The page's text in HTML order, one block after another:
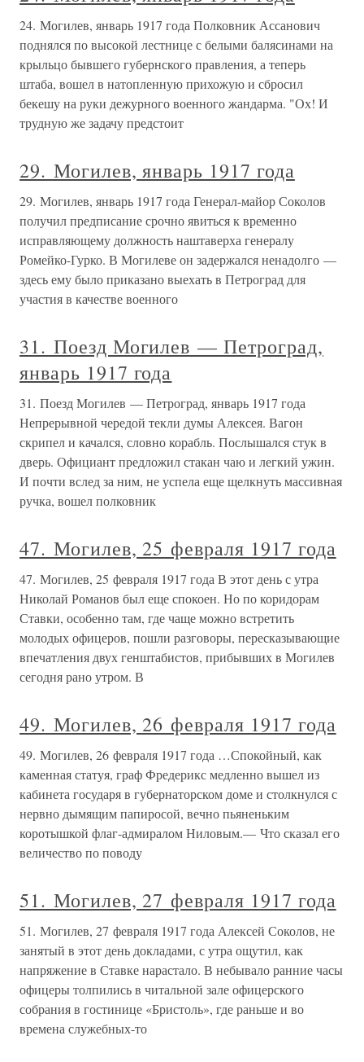
24. Могилев, январь 1917 года Полковник Ассанович
поднялся по высокой лестнице с белыми балясинами на
крыльцо бывшего губернского правления, а теперь
штаба, вошел в натопленную прихожую и сбросил
бекешу на руки дежурного военного жандарма. "Ох! И
трудную же задачу предстоит
29. Могилев, январь 1917 года
29. Могилев, январь 1917 года Генерал-майор Соколов
получил предписание срочно явиться к временно
исправляющему должность наштаверха генералу
Ромейко-Гурко. В Могилеве он задержался ненадолго —
здесь ему было приказано выехать в Петроград для
участия в качестве военного
31. Поезд Могилев — Петроград,
январь 1917 года
31. Поезд Могилев — Петроград, январь 1917 года
Непрерывной чередой текли думы Алексея. Вагон
скрипел и качался, словно корабль. Послышался стук в
дверь. Официант предложил стакан чаю и легкий ужин.
И почти вслед за ним, не успела еще щелкнуть массивная
ручка, вошел полковник
47. Могилев, 25 февраля 1917 года
47. Могилев, 25 февраля 1917 года В этот день с утра
Николай Романов был еще спокоен. Но по коридорам
Ставки, особенно там, где чаще можно встретить
молодых офицеров, пошли разговоры, пересказывающие
впечатления двух генштабистов, прибывших в Могилев
сегодня рано утром. В
49. Могилев, 26 февраля 1917 года
49. Могилев, 26 февраля 1917 года …Спокойный, как
каменная статуя, граф Фредерикс медленно вышел из
кабинета государя в губернаторском доме и столкнулся с
нервно дымящим папиросой, вечно пьяненьким
коротышкой флаг-адмиралом Ниловым.— Что сказал его
величество по поводу
51. Могилев, 27 февраля 1917 года
51. Могилев, 27 февраля 1917 года Алексей Соколов, не
занятый в этот день докладами, с утра ощутил, как
напряжение в Ставке нарастало. В небывало ранние часы
офицеры толпились в читальной зале офицерского
собрания в гостинице «Бристоль», где раньше и во
времена служебных-то